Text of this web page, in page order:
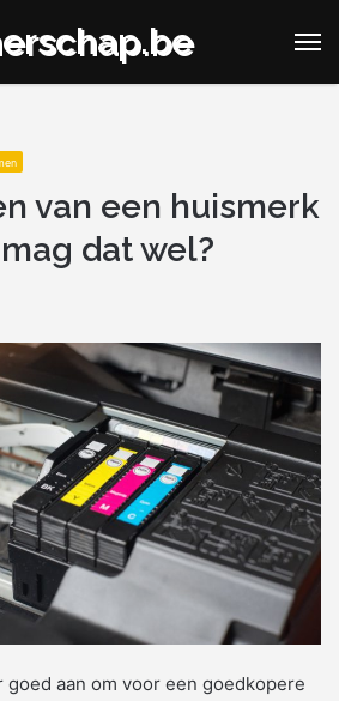
van een huismerk
dat wel?
aan om voor een goedkopere